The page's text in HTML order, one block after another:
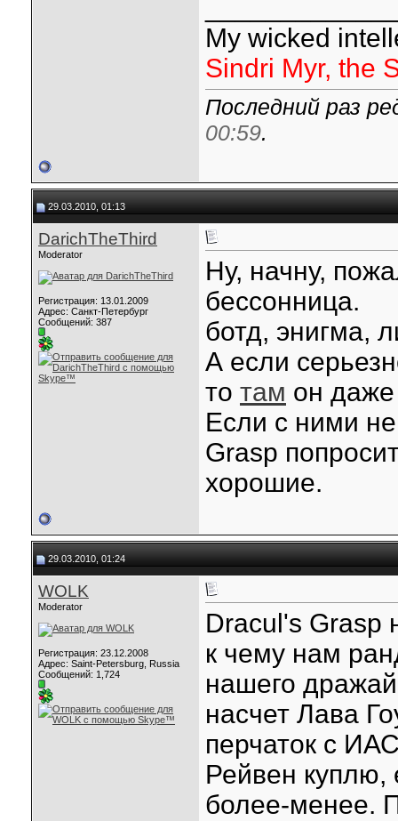
My wicked
Sindri Myr, the
Последний раз
00:59.
29.03.2010, 01:13
DarichTheThird
Moderator
Регистрация: 13.01.2009
Адрес: Санкт-Петербург
Сообщений: 387
Ну, начну,
бессонница.
ботд, энигма,
А если
то там он даже
Если с ними
Grasp
хорошие.
29.03.2010, 01:24
WOLK
Moderator
Регистрация: 23.12.2008
Адрес: Saint-Petersburg, Russia
Сообщений: 1,724
Dracul's Grasp
к чему нам
нашего
насчет Лава
перчаток с
Рейвен куплю,
более-менее.